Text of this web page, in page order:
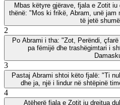
Mbas këtyre gjërave, fjala e Zotit
thënë: "Mos ki frikë, Abram, unë jam
të jetë
2
Po Abrami i tha: "Zot, Perëndi,
pa fëmijë dhe trashëgimtari i
3
Pastaj Abrami shtoi këto fjalë: "Ti
dhe ja, një i lindur në shtëpinë
4
Atëherë fjala e Zotit iu drejtua